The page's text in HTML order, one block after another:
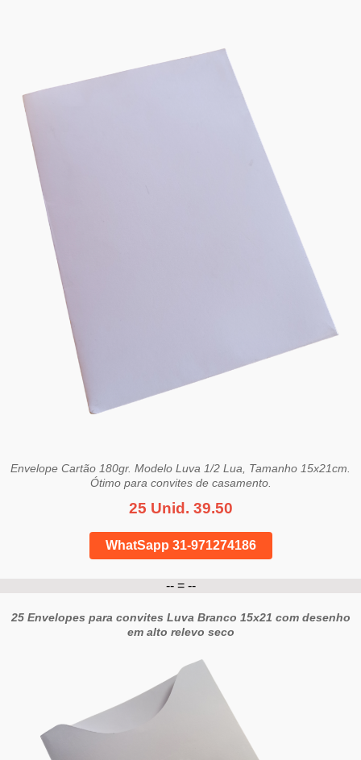
Envelope Cartão 180gr. Modelo Luva 1/2 Lua, Tamanho 15x21cm.
Ótimo para convites de casamento.
25 Unid. 39.50
WhatSapp 31-971274186
-- = --
25 Envelopes para convites Luva Branco 15x21 com desenho
em alto relevo seco